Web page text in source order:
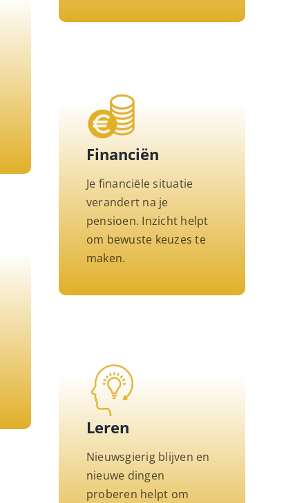
Financiën
Je financiële situatie
verandert na je
pensioen. Inzicht helpt
om bewuste keuzes te
maken.
Leren
Nieuwsgierig blijven en
nieuwe dingen
proberen helpt om